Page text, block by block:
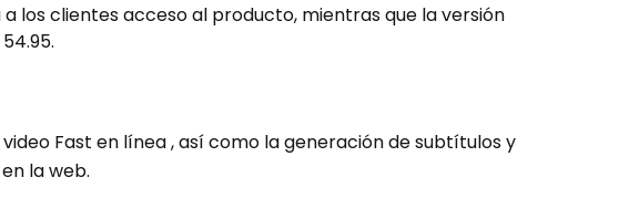
los clientes acceso al producto, mientras que la versión
Fast en línea , así como la generación de subtítulos y
la web.